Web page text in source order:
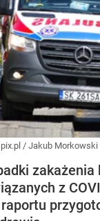
/ Jakub Morkowski
z